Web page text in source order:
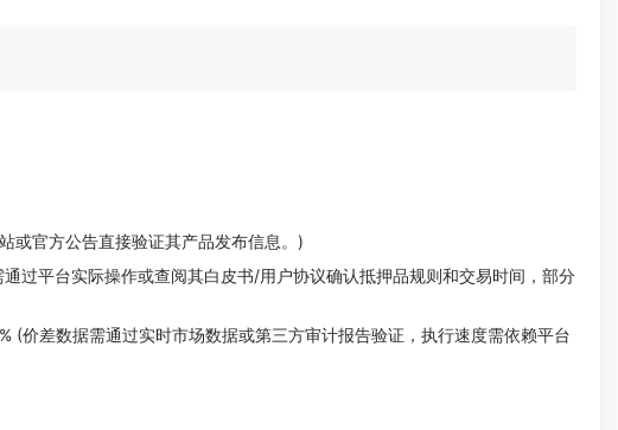
或官方公告直接验证其产品发布信息。)
过平台实际操作或查阅其白皮书/用户协议确认抵押品规则和交易时间，部分
价差数据需通过实时市场数据或第三方审计报告验证，执行速度需依赖平台